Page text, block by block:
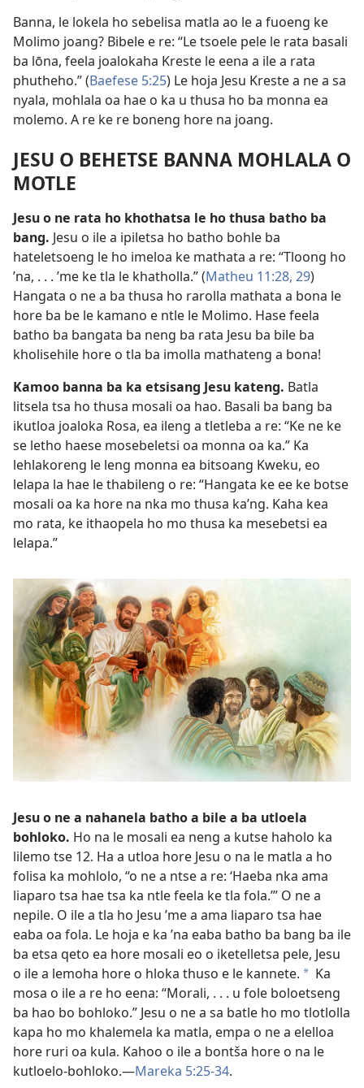
Banna, le lokela ho sebelisa matla ao le a fuoeng ke
Molimo joang? Bibele e re: “Le tsoele pele le rata basali
ba lōna, feela joalokaha Kreste le eena a ile a rata
phutheho.” (Baefese 5:25) Le hoja Jesu Kreste a ne a sa
nyala, mohlala oa hae o ka u thusa ho ba monna ea
molemo. A re ke re boneng hore na joang.
JESU O BEHETSE BANNA MOHLALA O
MOTLE
Jesu o ne rata ho khothatsa le ho thusa batho ba
bang. Jesu o ile a ipiletsa ho batho bohle ba
hateletsoeng le ho imeloa ke mathata a re: “Tloong ho
’na, . . . ’me ke tla le khatholla.” (Matheu 11:28, 29)
Hangata o ne a ba thusa ho rarolla mathata a bona le
hore ba be le kamano e ntle le Molimo. Hase feela
batho ba bangata ba neng ba rata Jesu ba bile ba
kholisehile hore o tla ba imolla mathateng a bona!
Kamoo banna ba ka etsisang Jesu kateng. Batla
litsela tsa ho thusa mosali oa hao. Basali ba bang ba
ikutloa joaloka Rosa, ea ileng a tletleba a re: “Ke ne ke
se letho haese mosebeletsi oa monna oa ka.” Ka
lehlakoreng le leng monna ea bitsoang Kweku, eo
lelapa la hae le thabileng o re: “Hangata ke ee ke botse
mosali oa ka hore na nka mo thusa ka’ng. Kaha kea
mo rata, ke ithaopela ho mo thusa ka mesebetsi ea
lelapa.”
Jesu o ne a nahanela batho a bile a ba utloela
bohloko. Ho na le mosali ea neng a kutse haholo ka
lilemo tse 12. Ha a utloa hore Jesu o na le matla a ho
folisa ka mohlolo, “o ne a ntse a re: ‘Haeba nka ama
liaparo tsa hae tsa ka ntle feela ke tla fola.’” O ne a
nepile. O ile a tla ho Jesu ’me a ama liaparo tsa hae
eaba oa fola. Le hoja e ka ’na eaba batho ba bang ba ile
ba etsa qeto ea hore mosali eo o iketelletsa pele, Jesu
o ile a lemoha hore o hloka thuso e le kannete. * Ka
mosa o ile a re ho eena: “Morali, . . . u fole boloetseng
ba hao bo bohloko.” Jesu o ne a sa batle ho mo tlotlolla
kapa ho mo khalemela ka matla, empa o ne a elelloa
hore ruri oa kula. Kahoo o ile a bontša hore o na le
kutloelo-bohloko.—Mareka 5:25-34.